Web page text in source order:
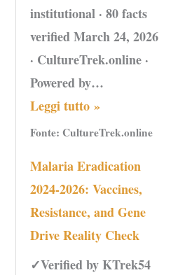
institutional · 80 facts
verified March 24, 2026
· CultureTrek.online ·
Powered by…
Leggi tutto »
Fonte:CultureTrek.online
Malaria Eradication
2024-2026: Vaccines,
Resistance, and Gene
Drive Reality Check
✓Verified by KTrek54